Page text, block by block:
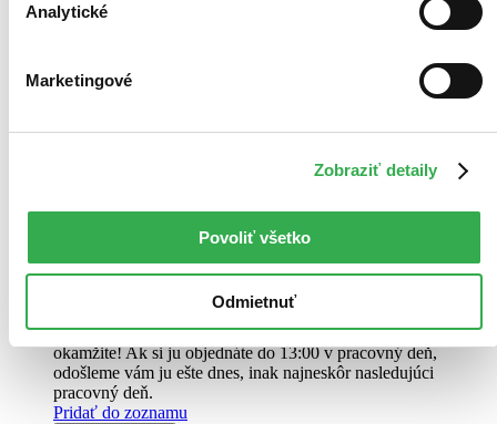
Analytické
Marketingové
Zobraziť detaily
Povoliť všetko
Odmietnuť
Paul Bright
Všade padá sneh, vládne ticho, vo vzduchu cítiť vôňu koláčikov...
dočkať toho radostného obdobia, kedy sa navôkol rozhostí pokoj a
Knihapevná väzba
Táto kniha sa môže na cestu ku vám vybrať prakticky
okamžite! Ak si ju objednáte do 13:00 v pracovný deň,
odošleme vám ju ešte dnes, inak najneskôr nasledujúci
pracovný deň.
Pridať do zoznamu